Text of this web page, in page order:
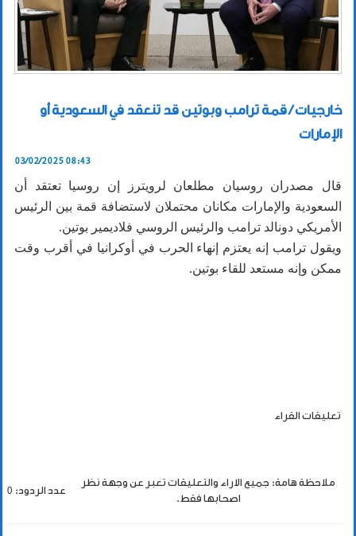
خارجيات / قمة ترامب وبوتين قد تنعقد في السعودية أو
الإمارات
03/02/2025 08:43
قال مصدران روسيان مطلعان لرويترز إن روسيا تعتقد أن
السعودية والإمارات مكانان محتملان لاستضافة قمة بين الرئيس
الأمريكي دونالد ترامب والرئيس الروسي فلاديمير بوتين.
ويقول ترامب إنه يعتزم إنهاء الحرب في أوكرانيا في أقرب وقت
ممكن وإنه مستعد للقاء بوتين.
تعليقات القراء
ملاحظة هامة: جميع الاراء والتعليقات تعبر عن وجهة نظر
اصحابها فقط.
عدد الردود: 0